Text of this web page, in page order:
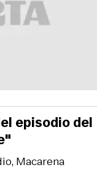
Macarena
episodio del